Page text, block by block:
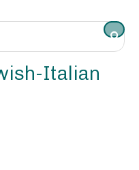
Italian